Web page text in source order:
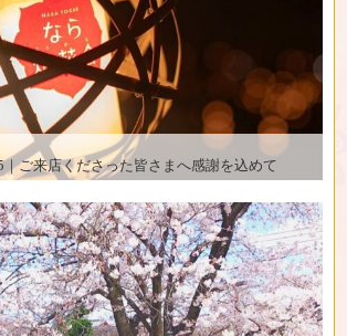
｜ご来店くださった皆さまへ感謝を込めて